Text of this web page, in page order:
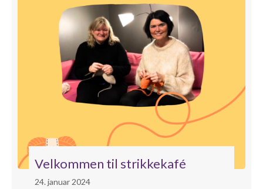
Velkommen til strikkekafé
24. januar 2024